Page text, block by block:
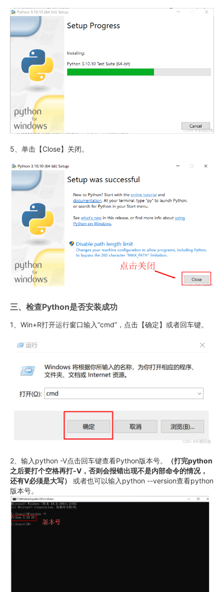
5、单击【Close】关闭。
三、检查Python是否安装成功
1、Win+R打开运行窗口输入“cmd”，点击【确定】或者回车键。
2、输入python -V点击回车键查看Python版本号。
（打完python
之后要打个空格再打-V，否则会报错出现不是内部命令的情况，
还有V必须是大写）
或者也可以输入python --version查看python
版本号。